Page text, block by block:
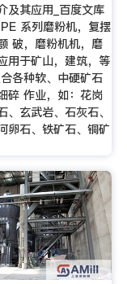
及其应用_百度文库
系列磨粉机，复摆
破，磨粉机机，磨
用于矿山，建筑，等
各种软、中硬矿石
碎 作业，如：花岗
、玄武岩、石灰石、
卵石、铁矿石、铜矿